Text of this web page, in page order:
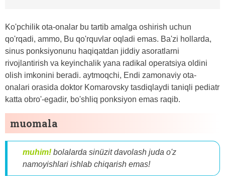
Ko'pchilik ota-onalar bu tartib amalga oshirish uchun
qo'rqadi, ammo, Bu qo'rquvlar oqladi emas. Ba'zi hollarda,
sinus ponksiyonunu haqiqatdan jiddiy asoratlarni
rivojlantirish va keyinchalik yana radikal operatsiya oldini
olish imkonini beradi. aytmoqchi, Endi zamonaviy ota-
onalari orasida doktor Komarovsky tasdiqlaydi taniqli pediatr
katta obro'-egadir, bo'shliq ponksiyon emas raqib.
muomala
muhim! bolalarda sinüzit davolash juda o'z
namoyishlari ishlab chiqarish emas!